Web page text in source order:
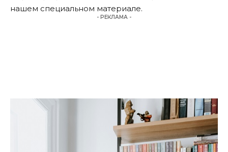
нашем специальном материале.
- РЕКЛАМА -